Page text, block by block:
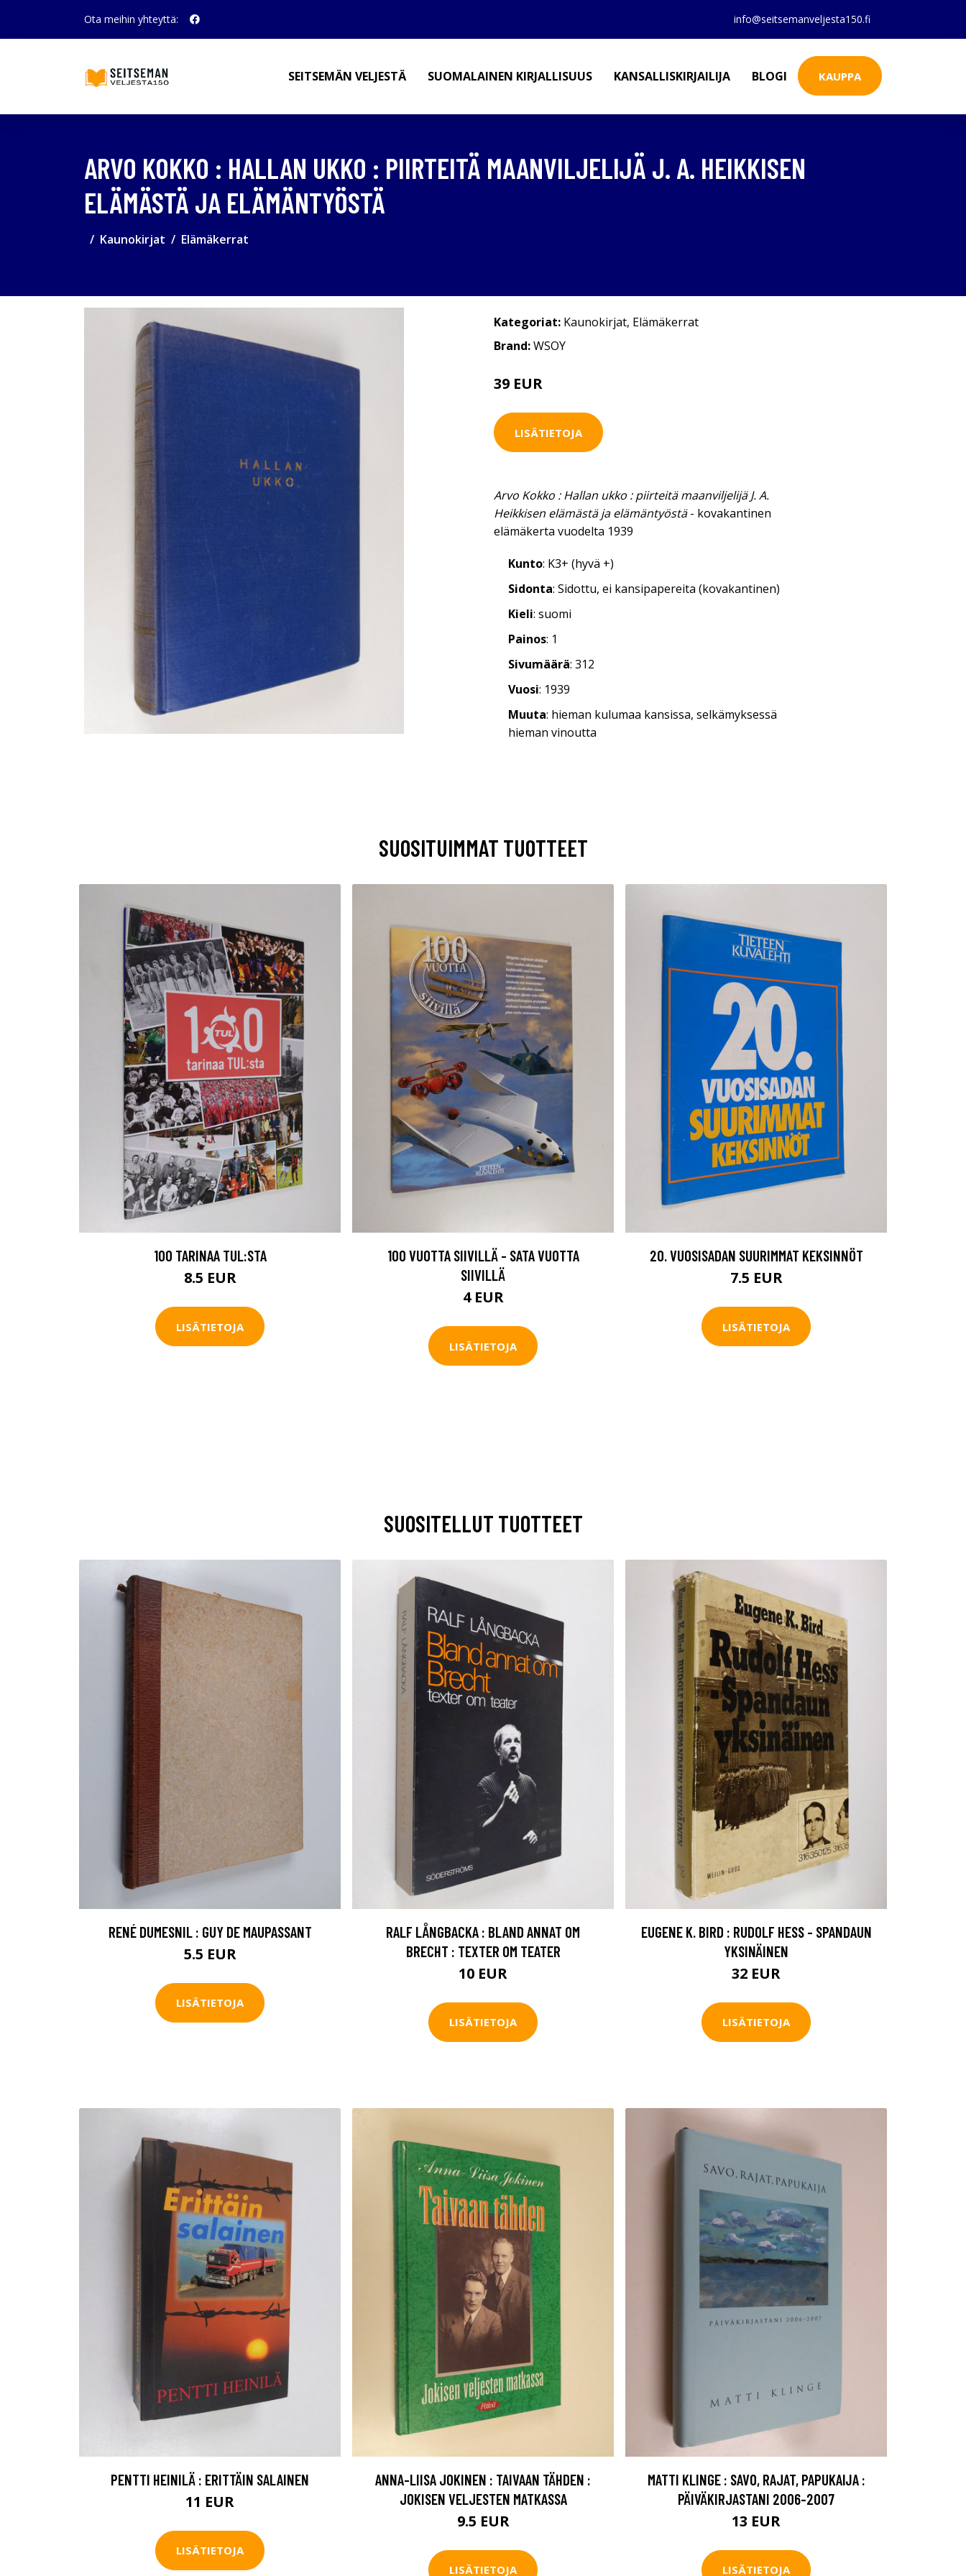
Ota meihin yhteyttä: info@seitsemanveljesta150.fi
SEITSEMÄN VELJESTÄ SUOMALAINEN KIRJALLISUUS KANSALLISKIRJAILIJA BLOGI KAUPPA
ARVO KOKKO : HALLAN UKKO : PIIRTEITÄ MAANVILJELIJÄ J. A. HEIKKISEN
ELÄMÄSTÄ JA ELÄMÄNTYÖSTÄ
Kaunokirjat Elämäkerrat
Kategoriat: Kaunokirjat, Elämäkerrat
Brand:WSOY
39 EUR
LISÄTIETOJA
Arvo Kokko : Hallan ukko : piirteitä maanviljelijä J. A.
Heikkisen elämästä ja elämäntyöstä- kovakantinen
elämäkerta vuodelta 1939
Kunto: K3+ (hyvä +)
Sidonta: Sidottu, ei kansipapereita (kovakantinen)
Kieli: suomi
Painos: 1
Sivumäärä: 312
Vuosi: 1939
Muuta: hieman kulumaa kansissa, selkämyksessä
hieman vinoutta
SUOSITUIMMAT TUOTTEET
100 TARINAA TUL:STA
8.5 EUR
LISÄTIETOJA
100 VUOTTA SIIVILLÄ - SATA VUOTTA
SIIVILLÄ
4 EUR
LISÄTIETOJA
20. VUOSISADAN SUURIMMAT KEKSINNÖT
7.5 EUR
LISÄTIETOJA
SUOSITELLUT TUOTTEET
RENÉ DUMESNIL : GUY DE MAUPASSANT
5.5 EUR
LISÄTIETOJA
RALF LÅNGBACKA : BLAND ANNAT OM
BRECHT : TEXTER OM TEATER
10 EUR
LISÄTIETOJA
EUGENE K. BIRD : RUDOLF HESS - SPANDAUN
YKSINÄINEN
32 EUR
LISÄTIETOJA
PENTTI HEINILÄ : ERITTÄIN SALAINEN
11 EUR
LISÄTIETOJA
ANNA-LIISA JOKINEN : TAIVAAN TÄHDEN :
JOKISEN VELJESTEN MATKASSA
9.5 EUR
LISÄTIETOJA
MATTI KLINGE : SAVO, RAJAT, PAPUKAIJA :
PÄIVÄKIRJASTANI 2006-2007
13 EUR
LISÄTIETOJA